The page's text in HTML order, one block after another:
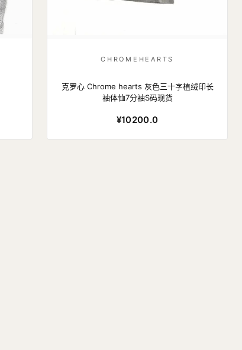
CHROMEHEARTS
克罗心 Chrome hearts 灰色三十字植绒印长
袖体恤7分袖S码现货
¥10200.0